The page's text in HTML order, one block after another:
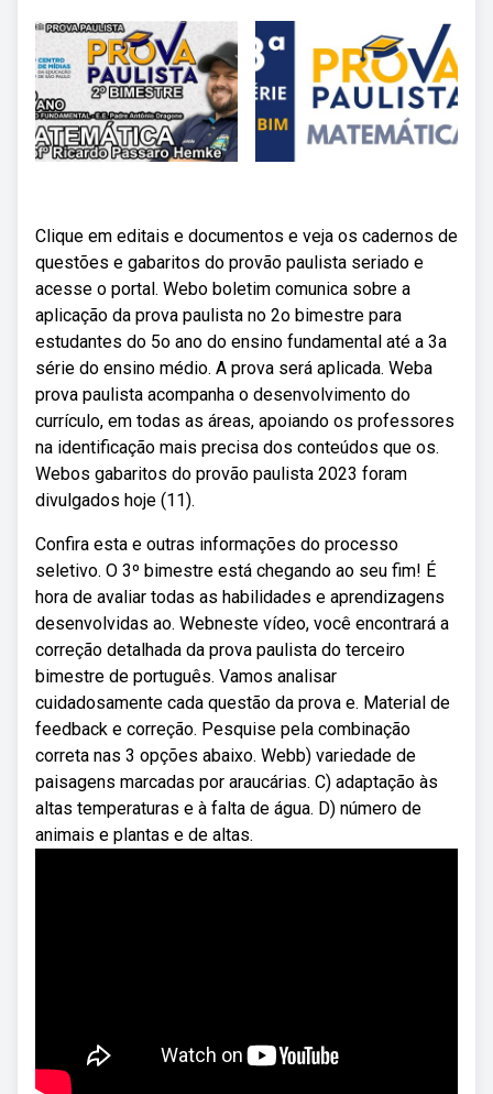
Clique em editais e documentos e veja os cadernos de
questões e gabaritos do provão paulista seriado e
acesse o portal. Webo boletim comunica sobre a
aplicação da prova paulista no 2o bimestre para
estudantes do 5o ano do ensino fundamental até a 3a
série do ensino médio. A prova será aplicada. Weba
prova paulista acompanha o desenvolvimento do
currículo, em todas as áreas, apoiando os professores
na identificação mais precisa dos conteúdos que os.
Webos gabaritos do provão paulista 2023 foram
divulgados hoje (11).
Confira esta e outras informações do processo
seletivo. O 3º bimestre está chegando ao seu fim! É
hora de avaliar todas as habilidades e aprendizagens
desenvolvidas ao. Webneste vídeo, você encontrará a
correção detalhada da prova paulista do terceiro
bimestre de português. Vamos analisar
cuidadosamente cada questão da prova e. Material de
feedback e correção. Pesquise pela combinação
correta nas 3 opções abaixo. Webb) variedade de
paisagens marcadas por araucárias. C) adaptação às
altas temperaturas e à falta de água. D) número de
animais e plantas e de altas.